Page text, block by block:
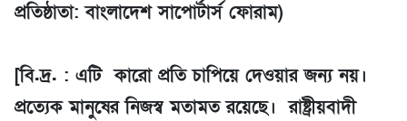
প্রতিষ্ঠাতা: বাংলাদেশ সাপোর্টার্স ফোরাম)
‎[বি.দ্র. : এটি কারো প্রতি চাপিয়ে দেওয়ার জন্য নয়।
প্রত্যেক মানুষের নিজস্ব মতামত রয়েছে। রাষ্ট্রীয়বাদী